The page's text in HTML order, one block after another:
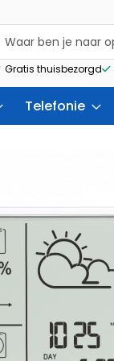
Gratis thuisbezorgd
Telefonie